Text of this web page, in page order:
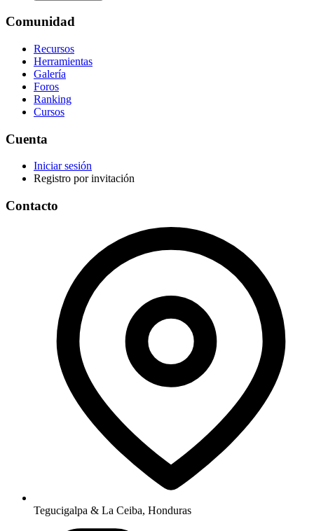
Comunidad
Recursos
Herramientas
Galería
Foros
Ranking
Cursos
Cuenta
Iniciar sesión
Registro por invitación
Contacto
Tegucigalpa & La Ceiba, Honduras